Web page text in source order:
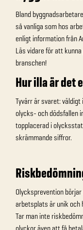
Bland
så vanliga som hos
enligt information från
Läs vidare för att
branschen!
Hur illa är det
Tyvärr är svaret:
olycks- och dödsfallen
topplacerad i
skrämmande siffror.
Olycksprevention
arbetsplats är unik och
Tar man inte